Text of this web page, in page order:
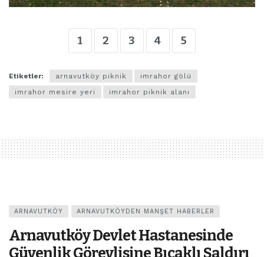
1 2 3 4 5
Etiketler: arnavutköy piknik
imrahor gölü
imrahor mesire yeri
imrahor piknik alanı
ARNAVUTKÖY ARNAVUTKÖYDEN MANŞET HABERLER
Arnavutköy Devlet Hastanesinde
Güvenlik Görevlisine Bıçaklı Saldırı